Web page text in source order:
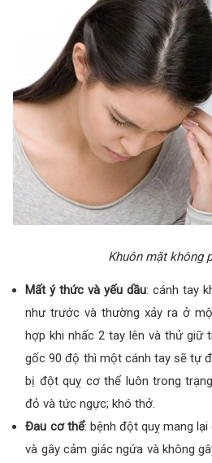
Khuôn mặt không
Mất ý thức và yếu dầu: cánh tay
như trước và thường xảy ra ở
hợp khi nhấc 2 tay lên và thử giữ
gốc 90 độ thì một cánh tay sẽ tự
bị đột quỵ cơ thể luôn trong
đỏ và tức ngực; khó thở.
Đau cơ thể: bệnh đột quỵ mang
và gây cảm giác ngứa và không